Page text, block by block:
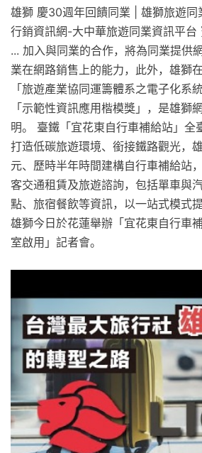
雄獅 慶30週年回饋同業 | 雄獅旅遊
行銷資訊網-大中華旅遊同業資訊平台
... 加入與同業的合作，將為同業提供
業在網路銷售上的能力，此外，雄獅
「旅遊產業協同運籌體系之電子化系
「示範性資訊應用楷模獎」，是雄獅
明。 臺鐵「宜花東自行車補給站」全
打造低碳旅遊環境、銜接鐵路觀光，
元、歷時半年時間建構自行車補給站
客交通租賃及旅遊諮詢，包括單車與
點、旅宿餐飲等資訊，以一站式模式
雄獅今日於花蓮舉辦「宜花東自行車
室啟用」記者會。